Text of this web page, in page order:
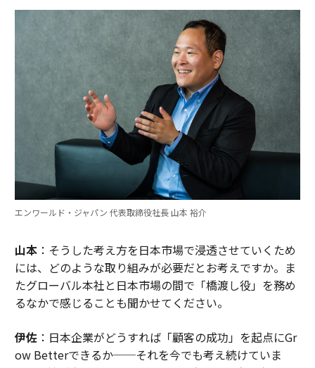
エンワールド・ジャパン 代表取締役社長 山本 裕介
山本：そうした考え方を日本市場で浸透させていくため
には、どのような取り組みが必要だとお考えですか。ま
たグローバル本社と日本市場の間で「橋渡し役」を務め
るなかで感じることも聞かせてください。
伊佐：日本企業がどうすれば「顧客の成功」を起点にGr
ow Betterできるか──それを今でも考え続けていま